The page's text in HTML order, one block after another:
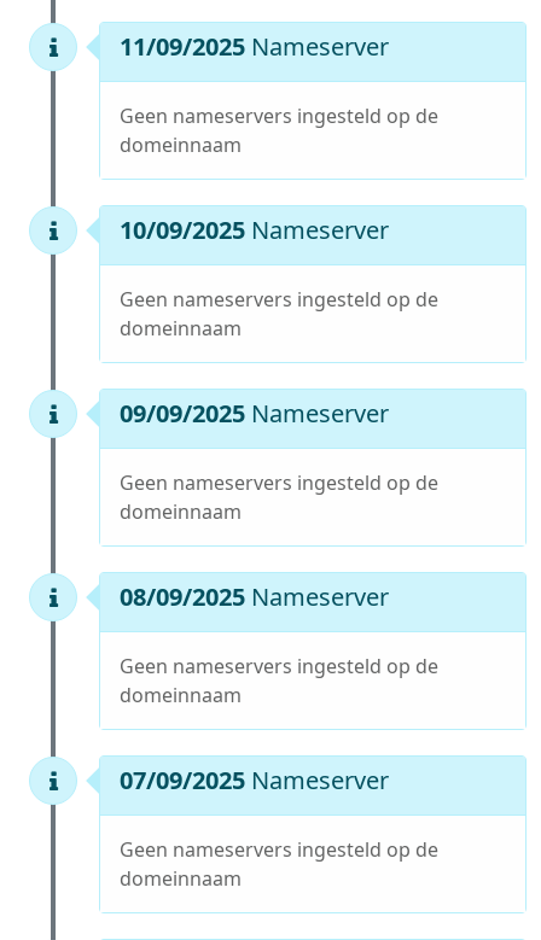
11/09/2025 Nameserver
Geen nameservers ingesteld op de
domeinnaam
10/09/2025 Nameserver
Geen nameservers ingesteld op de
domeinnaam
09/09/2025 Nameserver
Geen nameservers ingesteld op de
domeinnaam
08/09/2025 Nameserver
Geen nameservers ingesteld op de
domeinnaam
07/09/2025 Nameserver
Geen nameservers ingesteld op de
domeinnaam